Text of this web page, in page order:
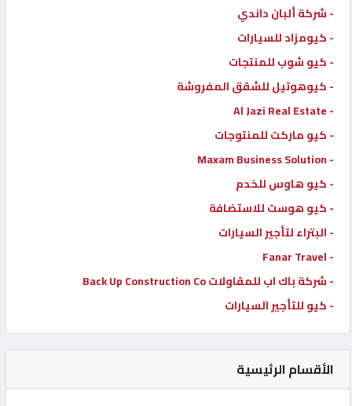
- شركة ألبان داندي
- كيومزاد للسيارات
- كيو شوب للمنتجات
- كيوهوتيل للشقق المفروشة
- Al Jazi Real Estate
- كيو ماركت للمنتوجات
- Maxam Business Solution
- كيو هاوس للخدم
- كيو هوست للاستضافة
- البتراء لتأجير السيارات
- Fanar Travel
- شركة باك اب للمقاولات Back Up Construction Co
- كيو للتأجير السيارات
الأقسام الرئيسية